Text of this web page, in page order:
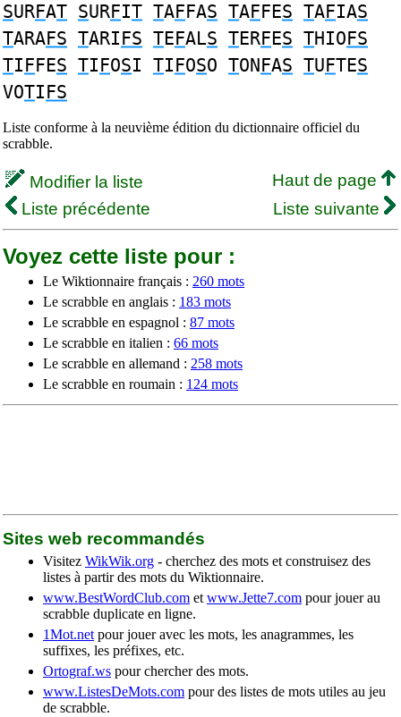
SURFAT SURFIT TAFFAS TAFFES TAFIAS
TARAFS TARIFS TEFALS TERFES THIOFS
TIFFES TIFOSI TIFOSO TONFAS TUFTES
VOTIFS
Liste conforme à la neuvième édition du dictionnaire officiel du
scrabble.
Modifier la liste
Haut de page
Liste précédente
Liste suivante
Voyez cette liste pour :
Le Wiktionnaire français : 260 mots
Le scrabble en anglais : 183 mots
Le scrabble en espagnol : 87 mots
Le scrabble en italien : 66 mots
Le scrabble en allemand : 258 mots
Le scrabble en roumain : 124 mots
Sites web recommandés
Visitez WikWik.org - cherchez des mots et construisez des
listes à partir des mots du Wiktionnaire.
www.BestWordClub.com et www.Jette7.com pour jouer au
scrabble duplicate en ligne.
1Mot.net pour jouer avec les mots, les anagrammes, les
suffixes, les préfixes, etc.
Ortograf.ws pour chercher des mots.
www.ListesDeMots.com pour des listes de mots utiles au jeu
de scrabble.